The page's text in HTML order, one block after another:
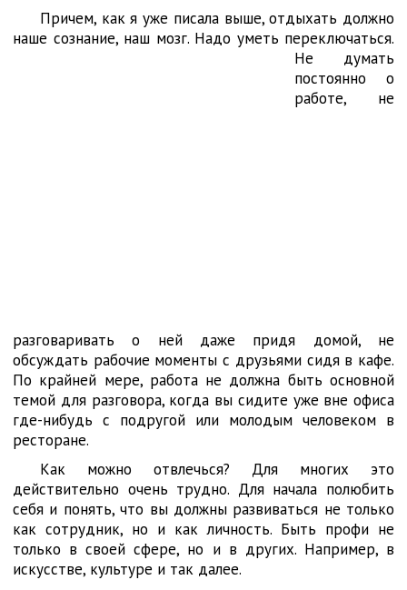
Причем, как я уже писала выше, отдыхать должно
наше сознание, наш мозг. Надо уметь переключаться.
Не думать
постоянно о
работе, не
разговаривать о ней даже придя домой, не
обсуждать рабочие моменты с друзьями сидя в кафе.
По крайней мере, работа не должна быть основной
темой для разговора, когда вы сидите уже вне офиса
где-нибудь с подругой или молодым человеком в
ресторане.
Как можно отвлечься? Для многих это
действительно очень трудно. Для начала полюбить
себя и понять, что вы должны развиваться не только
как сотрудник, но и как личность. Быть профи не
только в своей сфере, но и в других. Например, в
искусстве, культуре и так далее.